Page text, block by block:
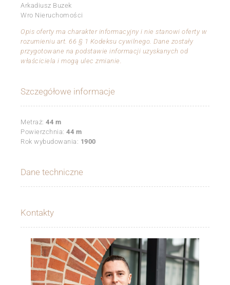
Arkadiusz Buzek
Wro Nieruchomości
Opis oferty ma charakter informacyjny i nie stanowi oferty w
rozumieniu art. 66 § 1 Kodeksu cywilnego. Dane zostały
przygotowane na podstawie informacji uzyskanych od
właściciela i mogą ulec zmianie.
Szczegółowe informacje
Metraż: 44 m
Powierzchnia: 44 m
Rok wybudowania: 1900
Dane techniczne
Kontakty